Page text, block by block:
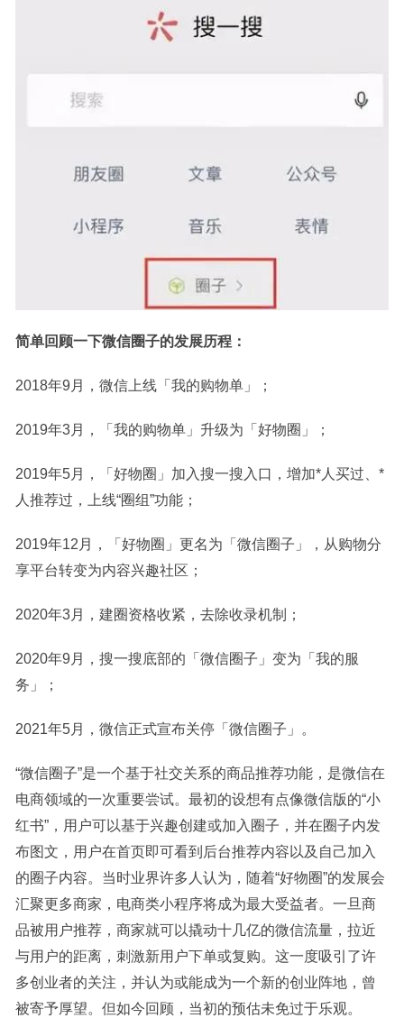
简单回顾一下微信圈子的发展历程：
2018年9月，微信上线「我的购物单」；
2019年3月，「我的购物单」升级为「好物圈」；
2019年5月，「好物圈」加入搜一搜入口，增加*人买过、*
人推荐过，上线“圈组”功能；
2019年12月，「好物圈」更名为「微信圈子」，从购物分
享平台转变为内容兴趣社区；
2020年3月，建圈资格收紧，去除收录机制；
2020年9月，搜一搜底部的「微信圈子」变为「我的服
务」；
2021年5月，微信正式宣布关停「微信圈子」。
“微信圈子”是一个基于社交关系的商品推荐功能，是微信在
电商领域的一次重要尝试。最初的设想有点像微信版的“小
红书”，用户可以基于兴趣创建或加入圈子，并在圈子内发
布图文，用户在首页即可看到后台推荐内容以及自己加入
的圈子内容。当时业界许多人认为，随着“好物圈”的发展会
汇聚更多商家，电商类小程序将成为最大受益者。一旦商
品被用户推荐，商家就可以撬动十几亿的微信流量，拉近
与用户的距离，刺激新用户下单或复购。这一度吸引了许
多创业者的关注，并认为或能成为一个新的创业阵地，曾
被寄予厚望。但如今回顾，当初的预估未免过于乐观。